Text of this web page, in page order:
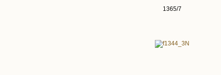
1365/7